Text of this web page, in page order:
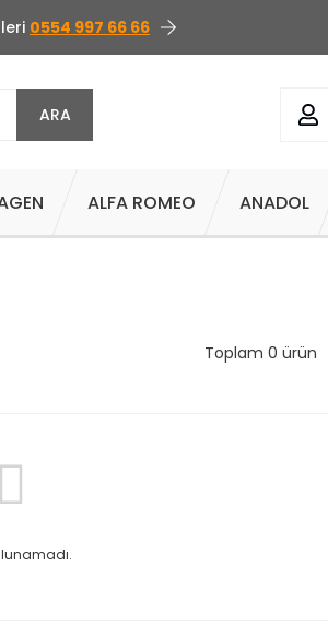
0554 997 66 66
ARA
ALFA ROMEO ANADOL
Toplam 0 ürün